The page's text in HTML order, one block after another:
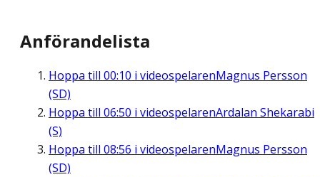
Anförandelista
Hoppa till 00:10 i videospelarenMagnus Persson
(SD)
Hoppa till 06:50 i videospelarenArdalan Shekarabi
(S)
Hoppa till 08:56 i videospelarenMagnus Persson
(SD)